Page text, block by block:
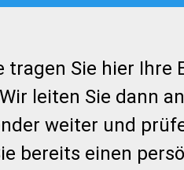
tragen Sie hier Ihre
leiten Sie dann
weiter und
bereits einen